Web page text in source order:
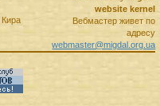
website kernel
Вебмастер живет по
адресу
webmaster@migdal.org.ua
Кира